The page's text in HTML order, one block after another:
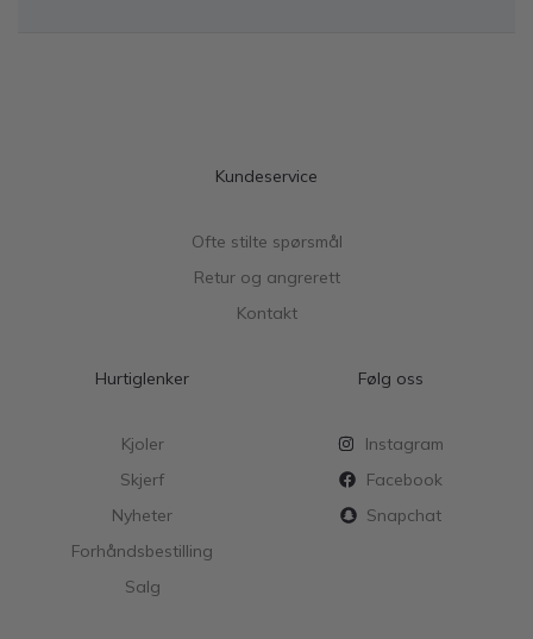
Kundeservice
Ofte stilte spørsmål
Retur og angrerett
Kontakt
Hurtiglenker
Kjoler
Skjerf
Nyheter
Forhåndsbestilling
Salg
Følg oss
Instagram
Facebook
Snapchat